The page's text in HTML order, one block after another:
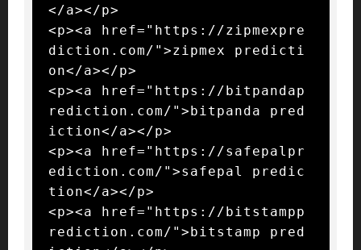
</a></p>
<p><a href="https://zipmexpre
diction.com/">zipmex predicti
on</a></p>
<p><a href="https://bitpandap
rediction.com/">bitpanda pred
iction</a></p>
<p><a href="https://safepalpr
ediction.com/">safepal predic
tion</a></p>
<p><a href="https://bitstampp
rediction.com/">bitstamp pred